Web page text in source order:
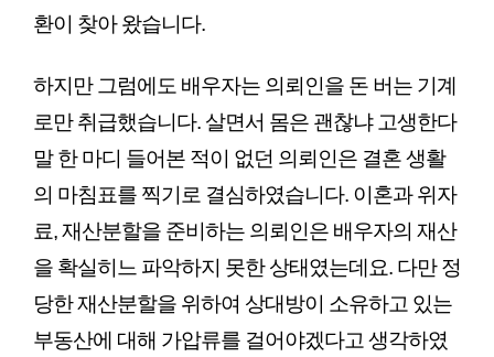
환이 찾아 왔습니다.
하지만 그럼에도 배우자는 의뢰인을 돈 버는 기계
로만 취급했습니다. 살면서 몸은 괜찮냐 고생한다
말 한 마디 들어본 적이 없던 의뢰인은 결혼 생활
의 마침표를 찍기로 결심하였습니다. 이혼과 위자
료, 재산분할을 준비하는 의뢰인은 배우자의 재산
을 확실히느 파악하지 못한 상태였는데요. 다만 정
당한 재산분할을 위하여 상대방이 소유하고 있는
부동산에 대해 가압류를 걸어야겠다고 생각하였